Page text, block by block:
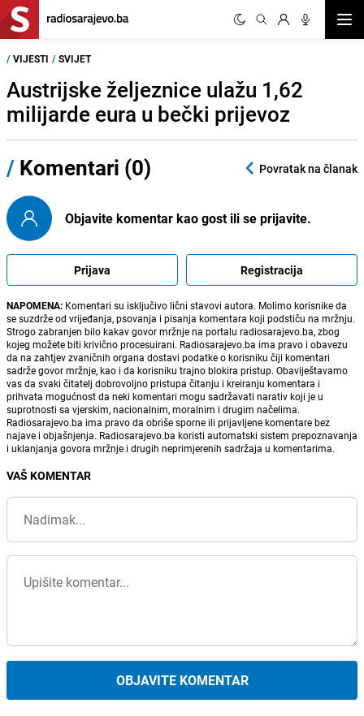
/ VIJESTI / SVIJET
Austrijske željeznice ulažu 1,62
milijarde eura u bečki prijevoz
/ Komentari (0) Povratak na članak
Objavite komentar kao gost ili se prijavite.
Prijava Registracija
NAPOMENA: Komentari su isključivo lični stavovi autora. Molimo korisnike da
se suzdrže od vrijeđanja, psovanja i pisanja komentara koji podstiču na mržnju.
Strogo zabranjen bilo kakav govor mržnje na portalu radiosarajevo.ba, zbog
kojeg možete biti krivično procesuirani. Radiosarajevo.ba ima pravo i obavezu
da na zahtjev zvaničnih organa dostavi podatke o korisniku čiji komentari
sadrže govor mržnje, kao i da korisniku trajno blokira pristup. Obaviještavamo
vas da svaki čitatelj dobrovoljno pristupa čitanju i kreiranju komentara i
prihvata mogućnost da neki komentari mogu sadržavati narativ koji je u
suprotnosti sa vjerskim, nacionalnim, moralnim i drugim načelima.
Radiosarajevo.ba ima pravo da obriše sporne ili prijavljene komentare bez
najave i objašnjenja. Radiosarajevo.ba koristi automatski sistem prepoznavanja
i uklanjanja govora mržnje i drugih neprimjerenih sadržaja u komentarima.
VAŠ KOMENTAR
OBJAVITE KOMENTAR